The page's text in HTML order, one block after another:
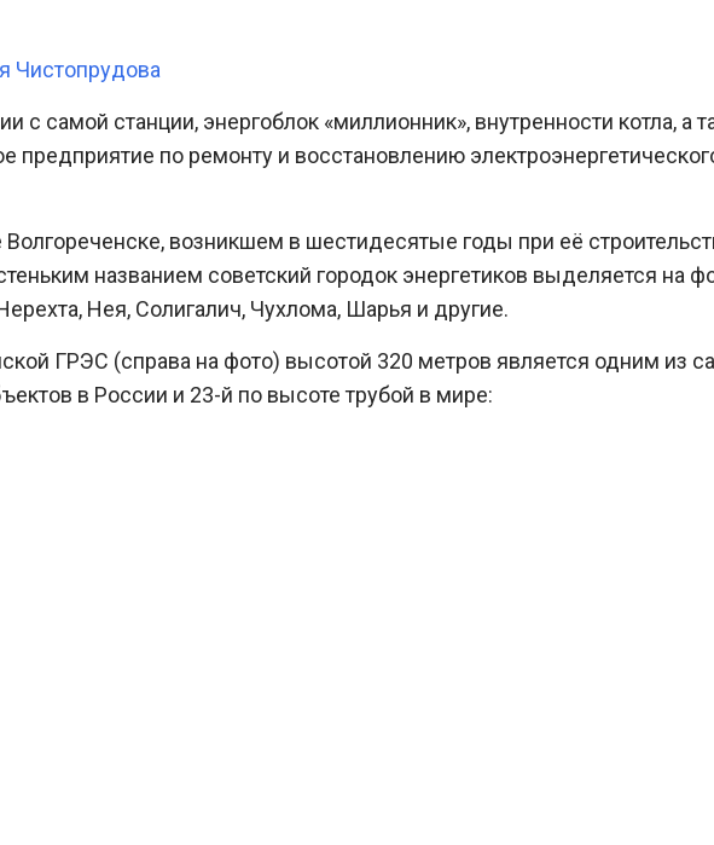
Чистопрудова
с самой станции, энергоблок «миллионник», внутренности котла, а
предприятие по ремонту и восстановлению
Волгореченске, возникшем в шестидесятые годы при её
названием советский городок энергетиков выделяется на
Нея, Солигалич, Чухлома, Шарья и другие.
ГРЭС (справа на фото) высотой 320 метров является одним из
в России и 23-й по высоте трубой в мире: